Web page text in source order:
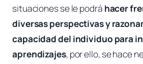
situaciones se le podrá hacer
diversas perspectivas y
capacidad del individuo para
aprendizajes, por ello, se hace